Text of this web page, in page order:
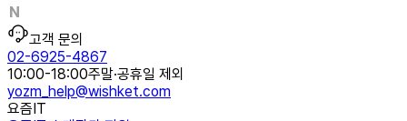
고객 문의
02-6925-4867
10:00-18:00주말·공휴일 제외
yozm_help@wishket.com
요즘IT